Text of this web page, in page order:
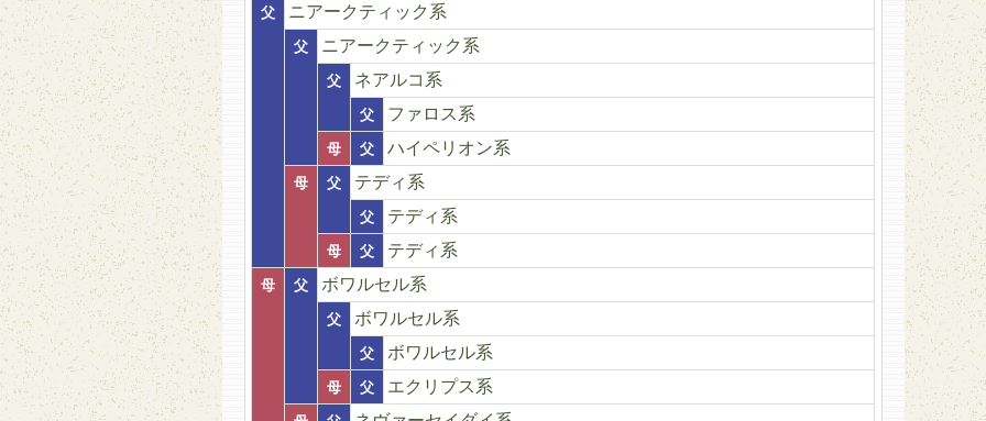
父 ニアークティック系
父 ニアークティック系
父 ネアルコ系
父 ファロス系
母 父 ハイペリオン系
母 父 テディ系
父 テディ系
母 父 テディ系
母 父 ボワルセル系
父 ボワルセル系
父 ボワルセル系
母 父 エクリプス系